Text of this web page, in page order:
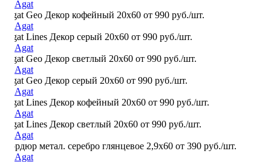
Agat Geo Декор кофейный 20х60 от 990 руб./шт.
Agat Lines Декор серый 20х60 от 990 руб./шт.
Agat Geo Декор светлый 20х60 от 990 руб./шт.
Agat Geo Декор серый 20х60 от 990 руб./шт.
Agat Lines Декор кофейный 20х60 от 990 руб./шт.
Agat Lines Декор светлый 20х60 от 990 руб./шт.
Бордюр метал. серебро глянцевое 2,9х60 от 390 руб./шт.